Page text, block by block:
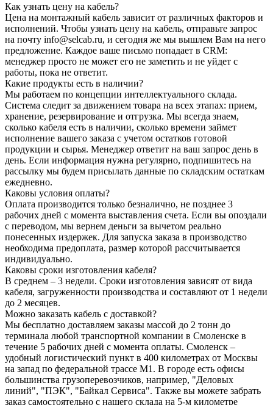
Как узнать цену на кабель?
Цена на монтажный кабель зависит от различных факторов и
исполнений. Чтобы узнать цену на кабель, отправьте запрос
на почту info@selcab.ru, и сегодня же мы вышлем Вам на него
предложение. Каждое ваше письмо попадает в CRM:
менеджер просто не может его не заметить и не уйдет с
работы, пока не ответит.
Какие продукты есть в наличии?
Мы работаем по концепции интеллектуального склада.
Система следит за движением товара на всех этапах: прием,
хранение, резервирование и отгрузка. Мы всегда знаем,
сколько кабеля есть в наличии, сколько времени займет
исполнение вашего заказа с учетом остатков готовой
продукции и сырья. Менеджер ответит на ваш запрос день в
день. Если информация нужна регулярно, подпишитесь на
рассылку мы будем присылать данные по складским остаткам
ежедневно.
Каковы условия оплаты?
Оплата производится только безналично, не позднее 3
рабочих дней с момента выставления счета. Если вы опоздали
с переводом, мы вернем деньги за вычетом реально
понесенных издержек. Для запуска заказа в производство
необходима предоплата, размер которой рассчитывается
индивидуально.
Каковы сроки изготовления кабеля?
В среднем – 3 недели. Сроки изготовления зависят от вида
кабеля, загруженности производства и составляют от 1 недели
до 2 месяцев.
Можно заказать кабель с доставкой?
Мы бесплатно доставляем заказы массой до 2 тонн до
терминала любой транспортной компании в Смоленске в
течение 5 рабочих дней с момента оплаты. Смоленск –
удобный логистический пункт в 400 километрах от Москвы
на запад по федеральной трассе М1. В городе есть офисы
большинства грузоперевозчиков, например, "Деловых
линий", "ПЭК", "Байкал Сервиса". Также вы можете забрать
заказ самостоятельно с нашего склада на 5-м километре